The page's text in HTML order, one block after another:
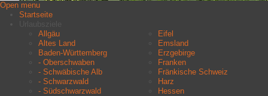
Open menu
Startseite
Allgäu
Altes Land
Baden-Württemberg
- Oberschwaben
- Schwäbische Alb
- Schwarzwald
- Südschwarzwald
Eifel
Emsland
Erzgebirge
Franken
Fränkische Schweiz
Harz
Hessen